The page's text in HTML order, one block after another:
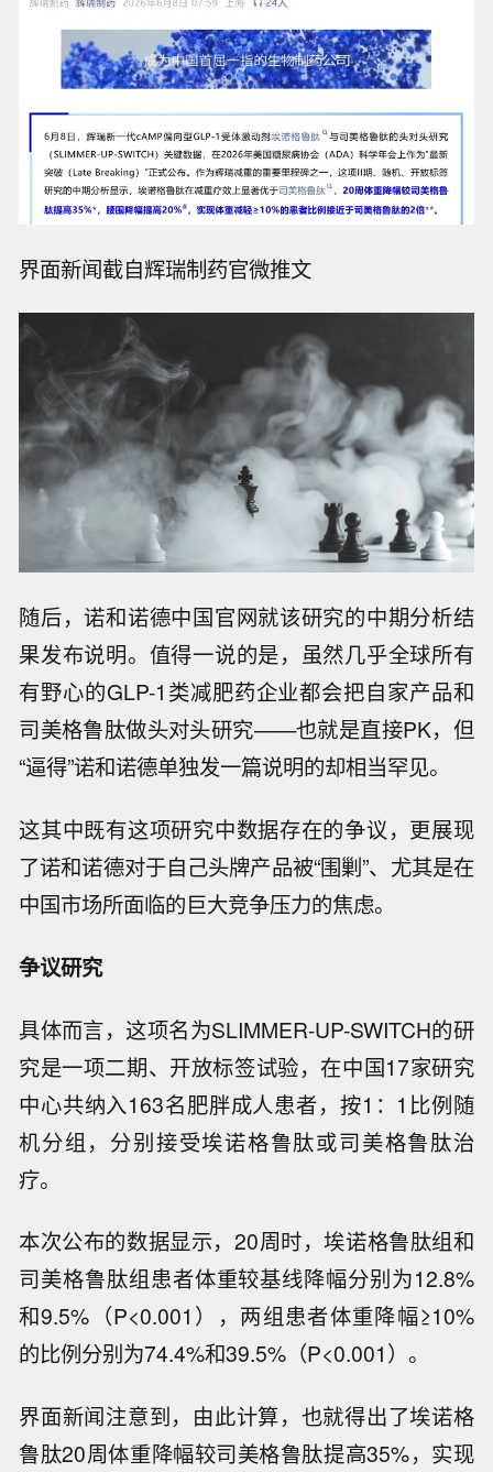
界面新闻截自辉瑞制药官微推文
随后，诺和诺德中国官网就该研究的中期分析结
果发布说明。值得一说的是，虽然几乎全球所有
有野心的GLP-1类减肥药企业都会把自家产品和
司美格鲁肽做头对头研究——也就是直接PK，但
“逼得”诺和诺德单独发一篇说明的却相当罕见。
这其中既有这项研究中数据存在的争议，更展现
了诺和诺德对于自己头牌产品被“围剿”、尤其是在
中国市场所面临的巨大竞争压力的焦虑。
争议研究
具体而言，这项名为SLIMMER-UP-SWITCH的研
究是一项二期、开放标签试验，在中国17家研究
中心共纳入163名肥胖成人患者，按1：1比例随
机分组，分别接受埃诺格鲁肽或司美格鲁肽治
疗。
本次公布的数据显示，20周时，埃诺格鲁肽组和
司美格鲁肽组患者体重较基线降幅分别为12.8%
和9.5%（P<0.001），两组患者体重降幅≥10%
的比例分别为74.4%和39.5%（P<0.001）。
界面新闻注意到，由此计算，也就得出了埃诺格
鲁肽20周体重降幅较司美格鲁肽提高35%，实现